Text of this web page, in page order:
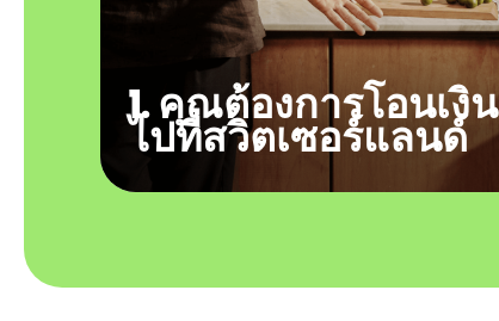
1. คุณต้องการโอนเงิน
ไปที่สวิตเซอร์แลนด์